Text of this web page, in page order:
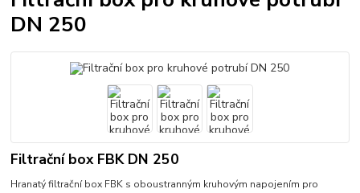
DN 250
Filtrační box FBK DN 250
Hranatý filtrační box FBK s oboustranným kruhovým napojením pro